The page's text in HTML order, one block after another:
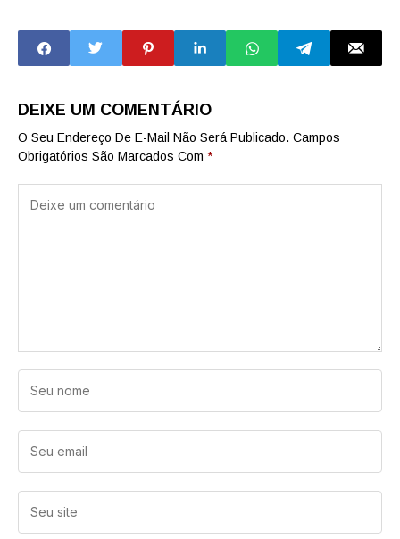
no CTNEN
Muaythai no CTE
Mario Chekin
DEIXE UM COMENTÁRIO
O Seu Endereço De E-Mail Não Será Publicado. Campos
Obrigatórios São Marcados Com *